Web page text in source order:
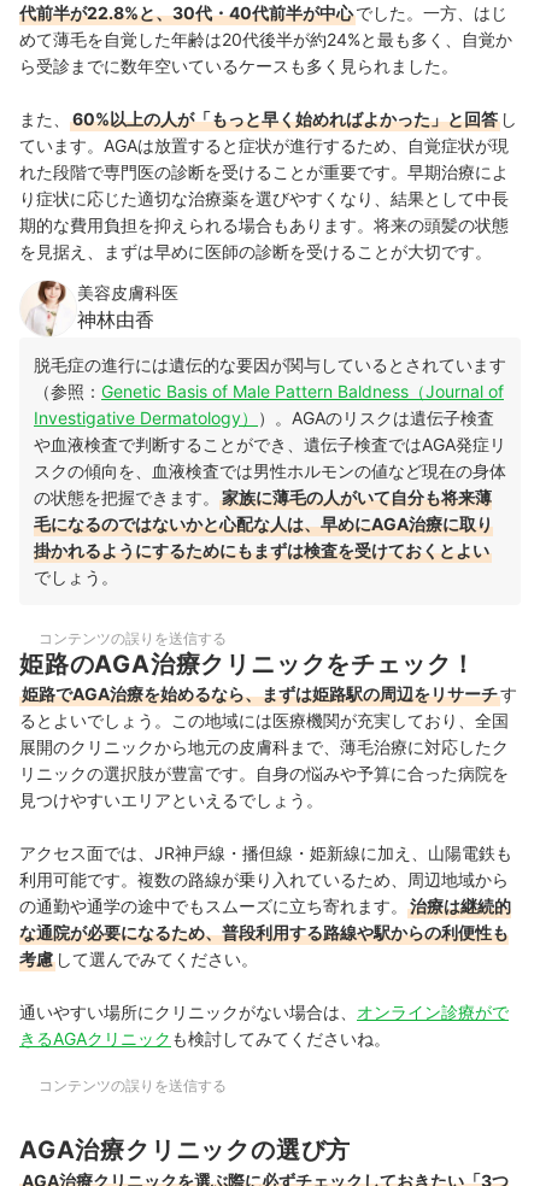
代前半が22.8%と、30代・40代前半が中心でした。一方、はじ
めて薄毛を自覚した年齢は20代後半が約24%と最も多く、自覚か
ら受診までに数年空いているケースも多く見られました。
また、 60%以上の人が「もっと早く始めればよかった」と回答 し
ています。AGAは放置すると症状が進行するため、自覚症状が現
れた段階で専門医の診断を受けることが重要です。早期治療によ
り症状に応じた適切な治療薬を選びやすくなり、結果として中長
期的な費用負担を抑えられる場合もあります。将来の頭髪の状態
を見据え、まずは早めに医師の診断を受けることが大切です。
美容皮膚科医
神林由香
脱毛症の進行には遺伝的な要因が関与しているとされています
（参照： Genetic Basis of Male Pattern Baldness（Journal of
Investigative Dermatology）
）。AGAのリスクは遺伝子検査
や血液検査で判断することができ、遺伝子検査ではAGA発症リ
スクの傾向を、血液検査では男性ホルモンの値など現在の身体
の状態を把握できます。
家族に薄毛の人がいて自分も将来薄
毛になるのではないかと心配な人は、早めにAGA治療に取り
掛かれるようにするためにもまずは検査を受けておくとよい
でしょう。
コンテンツの誤りを送信する
姫路のAGA治療クリニックをチェック！
姫路でAGA治療を始めるなら、まずは姫路駅の周辺をリサーチす
るとよいでしょう。この地域には医療機関が充実しており、全国
展開のクリニックから地元の皮膚科まで、薄毛治療に対応したク
リニックの選択肢が豊富です。自身の悩みや予算に合った病院を
見つけやすいエリアといえるでしょう。
アクセス面では、JR神戸線・播但線・姫新線に加え、山陽電鉄も
利用可能です。複数の路線が乗り入れているため、周辺地域から
の通勤や通学の途中でもスムーズに立ち寄れます。
治療は継続的
な通院が必要になるため、普段利用する路線や駅からの利便性も
考慮 して選んでみてください。
通いやすい場所にクリニックがない場合は、 オンライン診療がで
きるAGAクリニック も検討してみてくださいね。
コンテンツの誤りを送信する
AGA治療クリニックの選び方
AGA治療クリニックを選ぶ際に必ずチェックしておきたい「3つ